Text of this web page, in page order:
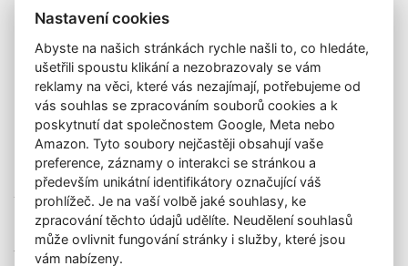
Galerie
Katalog vydražených děl
O nás
GDPR
Kontakt
KONTAKT
GALERIE LAZARSKÁ
Lazarská 7
110 00 Praha 1
E-mail:
info@galerielazarska.cz
Telefon:
+420 222 523 739
Nastavení cookies
Abyste na našich stránkách rychle našli to, co hledáte,
ušetřili spoustu klikání a nezobrazovaly se vám
reklamy na věci, které vás nezajímají, potřebujeme od
vás souhlas se zpracováním souborů cookies a k
poskytnutí dat společnostem Google, Meta nebo
Amazon. Tyto soubory nejčastěji obsahují vaše
preference, záznamy o interakci se stránkou a
především unikátní identifikátory označující váš
prohlížeč. Je na vaší volbě jaké souhlasy, ke
zpracování těchto údajů udělíte. Neudělení souhlasů
může ovlivnit fungování stránky i služby, které jsou
vám nabízeny.